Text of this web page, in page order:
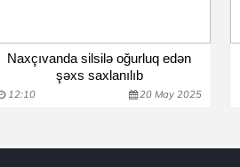
Naxçıvanda silsilə oğurluq edən
şəxs saxlanılıb
12:10 20 May 2025